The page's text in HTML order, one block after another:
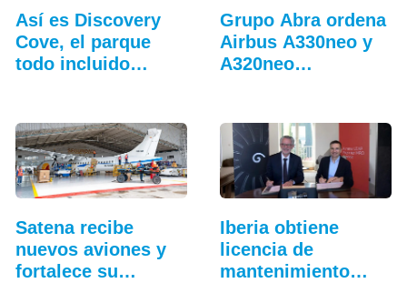
Así es Discovery
Cove, el parque
todo incluido
Grupo Abra ordena
Airbus A330neo y
A320neo
Satena recibe
nuevos aviones y
fortalece su
Iberia obtiene
licencia de
mantenimiento